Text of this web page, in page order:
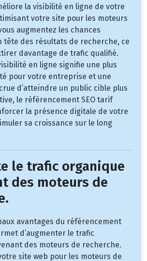
la visibilité en ligne de votre
votre site pour les moteurs
augmentez les chances
tête des résultats de recherche, ce
davantage de trafic qualifié.
en ligne signifie une plus
pour votre entreprise et une
d’atteindre un public cible plus
le référencement SEO tarif
la présence digitale de votre
sa croissance sur le long
le trafic organique
des moteurs de
avantages du référencement
d’augmenter le trafic
des moteurs de recherche.
site web pour les moteurs de